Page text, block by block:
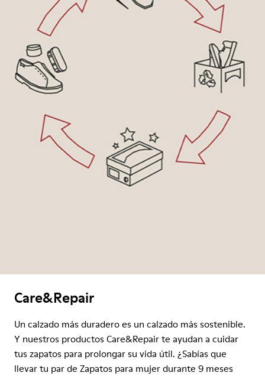
Care&Repair
Un calzado más duradero es un calzado más sostenible.
Y nuestros productos Care&Repair te ayudan a cuidar
tus zapatos para prolongar su vida útil. ¿Sabías que
llevar tu par de Zapatos para mujer durante 9 meses